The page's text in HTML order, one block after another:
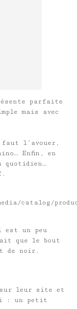
parfaite
mais avec
l’avouer,
Enfin, en
quotidien…
est un peu
que le bout
de noir.
leur site et
: un petit